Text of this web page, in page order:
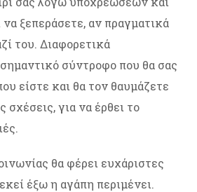
να ξεπεράσετε, αν πραγματικά
του. Διαφορετικά
σύντροφο που θα σας
είστε και θα τον θαυμάζετε
σχέσεις, για να έρθει το
θα φέρει ευχάριστες
έξω η αγάπη περιμένει.